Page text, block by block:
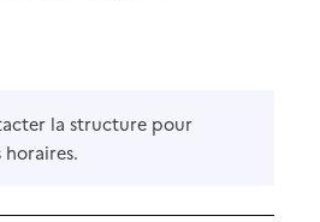
la structure pour